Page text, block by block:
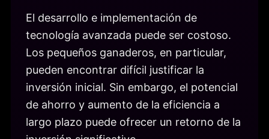
El desarrollo e implementación de
tecnología avanzada puede ser costoso.
Los pequeños ganaderos, en particular,
pueden encontrar difícil justificar la
inversión inicial. Sin embargo, el potencial
de ahorro y aumento de la eficiencia a
largo plazo puede ofrecer un retorno de la